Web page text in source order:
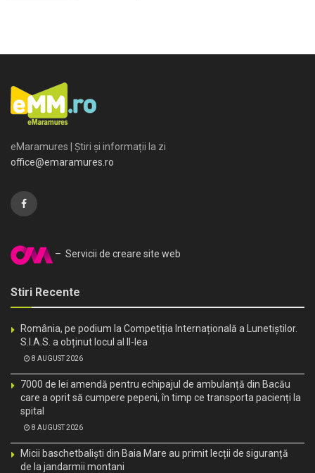
eMaramures | Știri și informații la zi
office@emaramures.ro
– Servicii de creare site web
Stiri Recente
România, pe podium la Competiția Internațională a Lunetiștilor.
S.I.A.S. a obținut locul al II-lea
8 AUGUST 2026
7000 de lei amendă pentru echipajul de ambulanță din Bacău
care a oprit să cumpere pepeni, în timp ce transporta pacienți la
spital
8 AUGUST 2026
Micii baschetbaliști din Baia Mare au primit lecții de siguranță
de la jandarmii montani